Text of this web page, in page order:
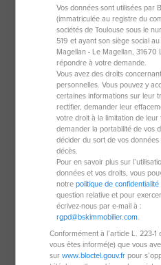
Maison
44420 Piriac-Sur-Mer
6 pièces
4 chambres
699 500 €
Nouveauté
Vos données sont utilisées par
(immatriculée au registre du
sociétés de Toulouse sous le
519 et ayant son siège social
Magellan - Le Magellan, 31670
répondre à votre demande.
Vous avez des droits
personnelles. Vous pouvez y
certaines informations sur leur
rectifier, demander leur
votre droit à la limitation de leur
demander la portabilité de vos
décider du sort de vos
décès.
Pour en savoir plus sur
données et vos droits, vous
notrepolitique de confidentialité
question relative et pour
écrivez-nous par e-mail à :
rgpd@bskimmobilier.com.
Conformément à l’article L. 223-
vous êtes informé(e) que vous
surwww.bloctel.gouv.frpour